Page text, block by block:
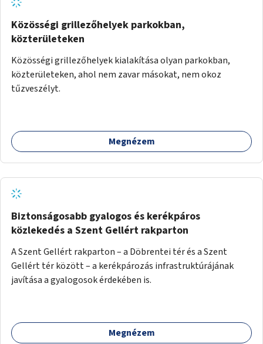
Közösségi grillezőhelyek parkokban,
közterületeken
Közösségi grillezőhelyek kialakítása olyan parkokban,
közterületeken, ahol nem zavar másokat, nem okoz
tűzveszélyt.
Megnézem
Biztonságosabb gyalogos és kerékpáros
közlekedés a Szent Gellért rakparton
A Szent Gellért rakparton – a Döbrentei tér és a Szent
Gellért tér között – a kerékpározás infrastruktúrájának
javítása a gyalogosok érdekében is.
Megnézem